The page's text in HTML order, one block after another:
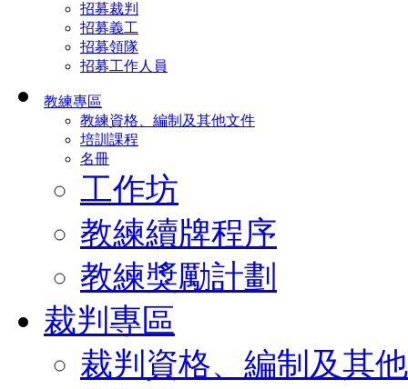
招募裁判
招募義工
招募領隊
招募工作人員
教練專區
教練資格、編制及其他文件
培訓課程
名冊
工作坊
教練續牌程序
教練獎勵計劃
裁判專區
裁判資格、編制及其